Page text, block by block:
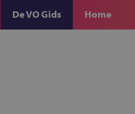
De VO Gids Home